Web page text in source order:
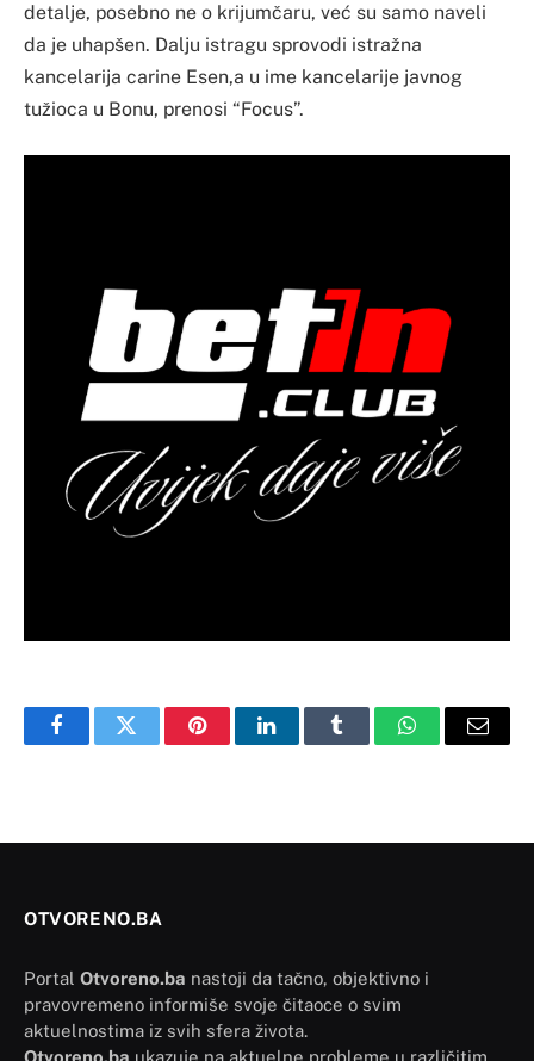
detalje, posebno ne o krijumčaru, već su samo naveli
da je uhapšen. Dalju istragu sprovodi istražna
kancelarija carine Esen,a u ime kancelarije javnog
tužioca u Bonu, prenosi “Focus”.
FacebookTwitter PinterestLinkedInTumblr WhatsAppEmail
OTVORENO.BA
Portal Otvoreno.ba nastoji da tačno, objektivno i
pravovremeno informiše svoje čitaoce o svim
aktuelnostima iz svih sfera života.
Otvoreno.ba ukazuje na aktuelne probleme u različitim